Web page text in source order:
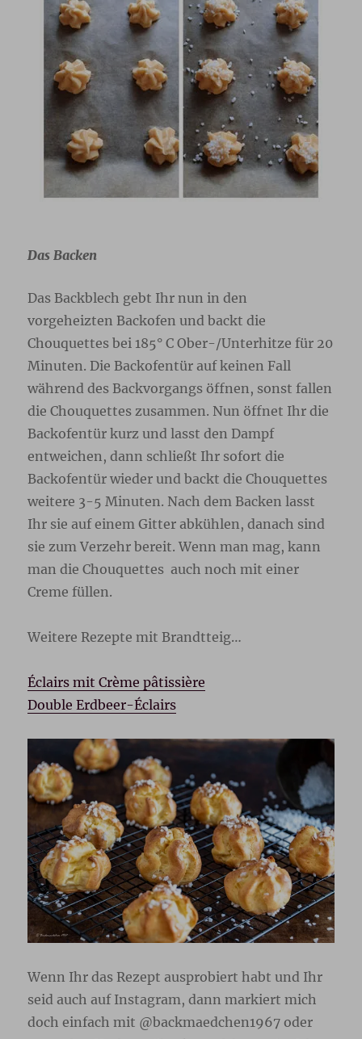
Das Backen
Das Backblech gebt Ihr nun in den
vorgeheizten Backofen und backt die
Chouquettes bei 185° C Ober-/Unterhitze für 20
Minuten. Die Backofentür auf keinen Fall
während des Backvorgangs öffnen, sonst fallen
die Chouquettes zusammen. Nun öffnet Ihr die
Backofentür kurz und lasst den Dampf
entweichen, dann schließt Ihr sofort die
Backofentür wieder und backt die Chouquettes
weitere 3-5 Minuten. Nach dem Backen lasst
Ihr sie auf einem Gitter abkühlen, danach sind
sie zum Verzehr bereit. Wenn man mag, kann
man die Chouquettes auch noch mit einer
Creme füllen.
Weitere Rezepte mit Brandtteig…
Éclairs mit Crème pâtissière
Double Erdbeer-Éclairs
Wenn Ihr das Rezept ausprobiert habt und Ihr
seid auch auf Instagram, dann markiert mich
doch einfach mit @backmaedchen1967 oder